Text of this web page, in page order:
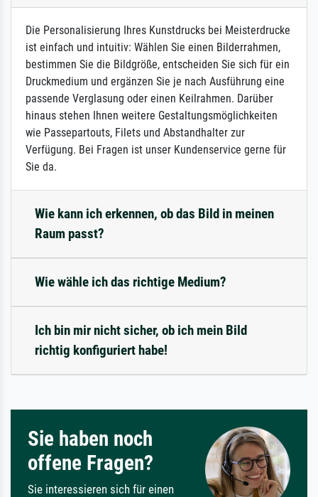
Die Personalisierung Ihres Kunstdrucks bei Meisterdrucke
ist einfach und intuitiv: Wählen Sie einen Bilderrahmen,
bestimmen Sie die Bildgröße, entscheiden Sie sich für ein
Druckmedium und ergänzen Sie je nach Ausführung eine
passende Verglasung oder einen Keilrahmen. Darüber
hinaus stehen Ihnen weitere Gestaltungsmöglichkeiten
wie Passepartouts, Filets und Abstandhalter zur
Verfügung. Bei Fragen ist unser Kundenservice gerne für
Sie da.
Wie kann ich erkennen, ob das Bild in meinen
Raum passt?
Wie wähle ich das richtige Medium?
Ich bin mir nicht sicher, ob ich mein Bild
richtig konfiguriert habe!
Sie haben noch
offene Fragen?
Sie interessieren sich für einen